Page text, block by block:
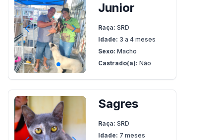
Junior
Raça: SRD
Idade: 3 a 4 meses
Sexo: Macho
Castrado(a): Não
Sagres
Raça: SRD
Idade: 7 meses